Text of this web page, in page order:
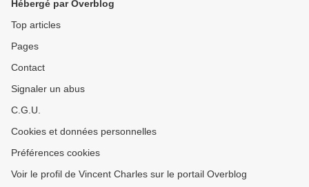
Hébergé par Overblog
Top articles
Pages
Contact
Signaler un abus
C.G.U.
Cookies et données personnelles
Préférences cookies
Voir le profil de Vincent Charles sur le portail Overblog